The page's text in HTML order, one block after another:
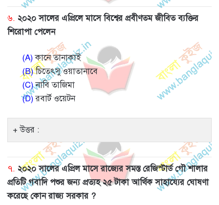
৬. ২০২০ সালের এপ্রিলে মাসে বিশ্বের প্রবীণতম জীবিত ব্যক্তির
শিরোপা পেলেন
(A)কানে তানাকাই
(B)চিতেৎসু ওয়াতানাবে
(C)নাবি তাজিমা
(D)রবার্ট ওয়েটন
উত্তর :
৭. ২০২০ সালের এপ্রিল মাসে রাজ্যের সমস্ত রেজিস্টার্ড গৌ শালার
প্রতিটি গবাদি পশুর জন্য প্রত্যহ ২৫ টাকা আর্থিক সাহায্যের ঘোষণা
করেছে কোন রাজ্য সরকার ?